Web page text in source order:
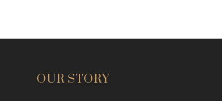
OUR STORY